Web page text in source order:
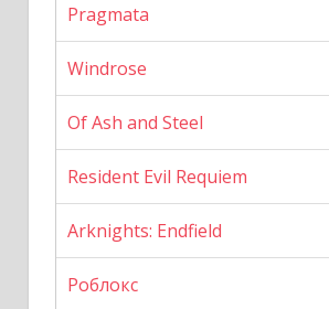
Pragmata
Windrose
Of Ash and Steel
Resident Evil Requiem
Arknights: Endfield
Роблокс